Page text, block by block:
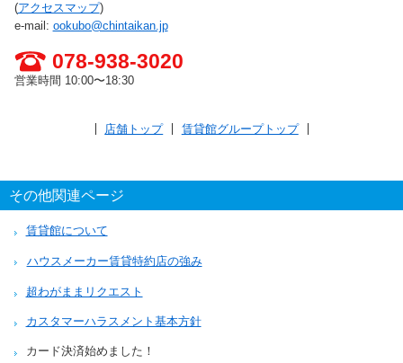
(アクセスマップ)
e-mail: ookubo@chintaikan.jp
078-938-3020
営業時間 10:00〜18:30
店舗トップ 賃貸館グループトップ
その他関連ページ
賃貸館について
ハウスメーカー賃貸特約店の強み
超わがままリクエスト
カスタマーハラスメント基本方針
カード決済始めました！